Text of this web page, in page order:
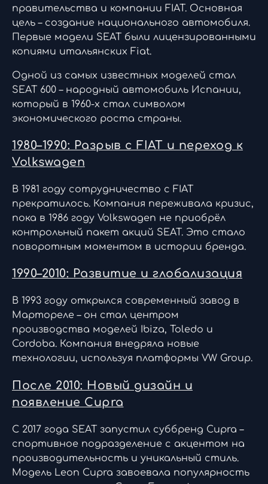
правительства и компании FIAT. Основная
цель – создание национального автомобиля.
Первые модели SEAT были лицензированными
копиями итальянских Fiat.
Одной из самых известных моделей стал
SEAT 600 – народный автомобиль Испании,
который в 1960-х стал символом
экономического роста страны.
1980–1990: Разрыв с FIAT и переход к
Volkswagen
В 1981 году сотрудничество с FIAT
прекратилось. Компания переживала кризис,
пока в 1986 году Volkswagen не приобрёл
контрольный пакет акций SEAT. Это стало
поворотным моментом в истории бренда.
1990–2010: Развитие и глобализация
В 1993 году открылся современный завод в
Мартореле – он стал центром
производства моделей Ibiza, Toledo и
Cordoba. Компания внедряла новые
технологии, используя платформы VW Group.
После 2010: Новый дизайн и
появление Cupra
С 2017 года SEAT запустил суббренд Cupra –
спортивное подразделение с акцентом на
производительность и уникальный стиль.
Модель Leon Cupra завоевала популярность